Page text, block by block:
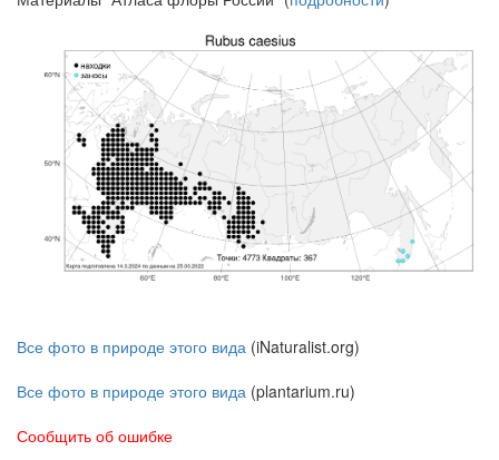
Все фото в природе этого вида (iNaturalist.org)
Все фото в природе этого вида (plantarium.ru)
Сообщить об ошибке